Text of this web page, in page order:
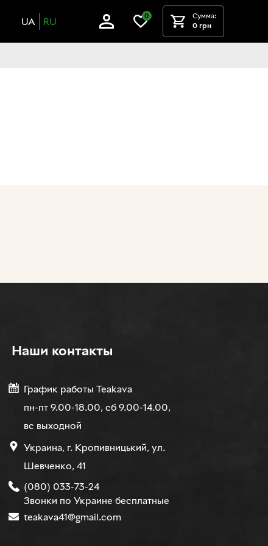
UA RU 0
Сумма:
0 грн
Наши контакты
График работы Teakava
пн-пт 9.00-18.00, сб 9.00-14.00,
вс выходной
Украина, г. Кропивницький, ул.
Шевченко, 41
(080) 033-73-24
Звонки по Украине бесплатные
teakava41@gmail.com